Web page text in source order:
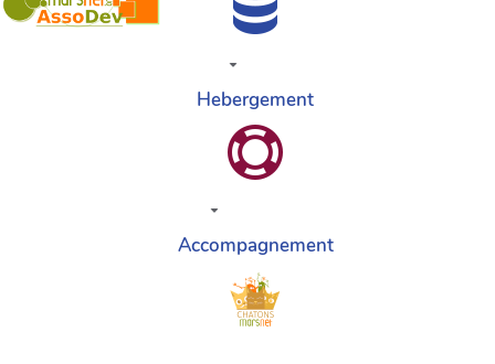
Hebergement
Accompagnement